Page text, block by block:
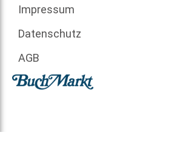
Impressum
Datenschutz
AGB